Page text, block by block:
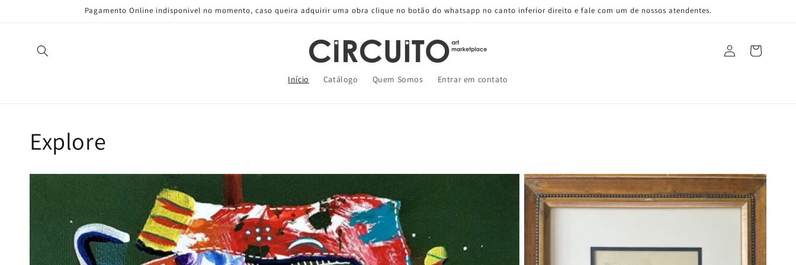
Pagamento Online indisponivel no momento, caso queira adquirir uma obra clique no botão do whatsapp no canto inferior direito e fale com um de nossos atendentes.
Início Catálogo Quem Somos Entrar em contato
Fazer
login
Carrinho
Explore